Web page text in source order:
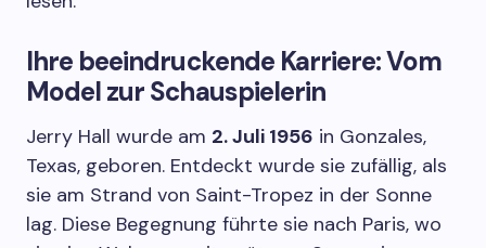
Ihre beeindruckende Karriere: Vom
Model zur Schauspielerin
Jerry Hall wurde am 2. Juli 1956 in Gonzales,
Texas, geboren. Entdeckt wurde sie zufällig, als
sie am Strand von Saint-Tropez in der Sonne
lag. Diese Begegnung führte sie nach Paris, wo